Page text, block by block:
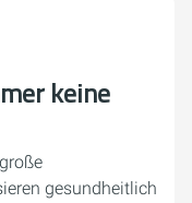
keine
gesundheitlich